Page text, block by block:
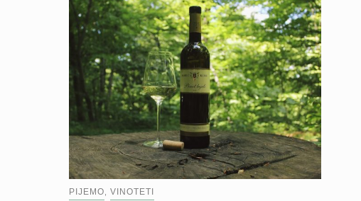
PIJEMO VINOTETI